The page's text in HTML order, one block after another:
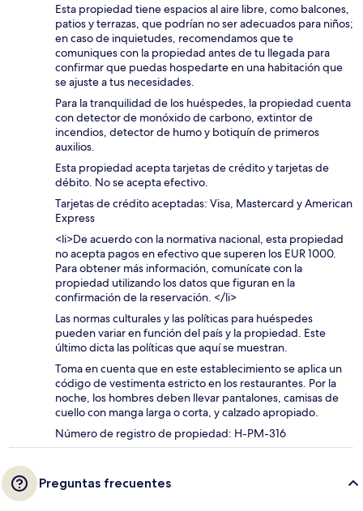
Esta propiedad tiene espacios al aire libre, como balcones,
patios y terrazas, que podrían no ser adecuados para niños;
en caso de inquietudes, recomendamos que te
comuniques con la propiedad antes de tu llegada para
confirmar que puedas hospedarte en una habitación que
se ajuste a tus necesidades.
Para la tranquilidad de los huéspedes, la propiedad cuenta
con detector de monóxido de carbono, extintor de
incendios, detector de humo y botiquín de primeros
auxilios.
Esta propiedad acepta tarjetas de crédito y tarjetas de
débito. No se acepta efectivo.
Tarjetas de crédito aceptadas: Visa, Mastercard y American
Express
<li>De acuerdo con la normativa nacional, esta propiedad
no acepta pagos en efectivo que superen los EUR 1000.
Para obtener más información, comunícate con la
propiedad utilizando los datos que figuran en la
confirmación de la reservación. </li>
Las normas culturales y las políticas para huéspedes
pueden variar en función del país y la propiedad. Este
último dicta las políticas que aquí se muestran.
Toma en cuenta que en este establecimiento se aplica un
código de vestimenta estricto en los restaurantes. Por la
noche, los hombres deben llevar pantalones, camisas de
cuello con manga larga o corta, y calzado apropiado.
Número de registro de propiedad: H-PM-316
Preguntas frecuentes